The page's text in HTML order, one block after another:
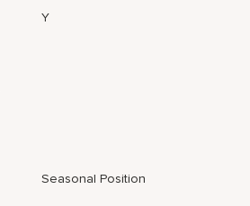
Y
Seasonal Position